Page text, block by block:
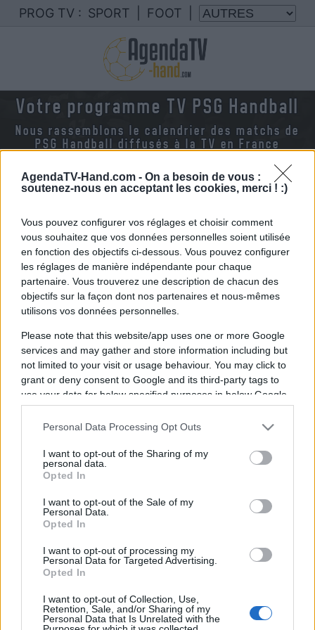
AgendaTV-Hand.com - On a besoin de vous :
soutenez-nous en acceptant les cookies, merci ! :)
Vous pouvez configurer vos réglages et choisir comment
vous souhaitez que vos données personnelles soient utilisée
en fonction des objectifs ci-dessous. Vous pouvez configurer
les réglages de manière indépendante pour chaque
partenaire. Vous trouverez une description de chacun des
objectifs sur la façon dont nos partenaires et nous-mêmes
utilisons vos données personnelles.
Please note that this website/app uses one or more Google
services and may gather and store information including but
not limited to your visit or usage behaviour. You may click to
grant or deny consent to Google and its third-party tags to
use your data for below specified purposes in below Google
consent section.
Personal Data Processing Opt Outs
I want to opt-out of the Sharing of my
personal data.
Opted In
I want to opt-out of the Sale of my
Personal Data.
Opted In
I want to opt-out of processing my
Personal Data for Targeted Advertising.
Opted In
I want to opt-out of Collection, Use,
Retention, Sale, and/or Sharing of my
Personal Data that Is Unrelated with the
PROG TV : SPORT FOOT
Votre programme TV PSG Handball
Nous rassemblons le calendrier des matchs de
PSG Handball diffusés à la TV en France
Vous trouverez ci-dessous la liste des futurs
l'équipePSG Handball. Cette équipe de France a
été fondée il y a 85 ans, en 1941.
PSG Handballannoncées à la télévision pour le
moment. Nous mettrons cette page à jour dès
que ce sera le cas.
Pour suivre l'
vous rendre chez notre partenaire
RezoSport.com qui sélectionne l'actu handball